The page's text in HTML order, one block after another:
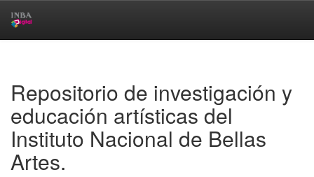
Repositorio de investigación y
educación artísticas del
Instituto Nacional de Bellas
Artes.